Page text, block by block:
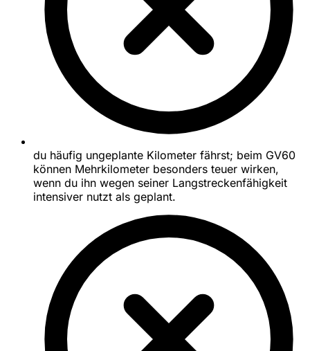
du häufig ungeplante Kilometer fährst; beim GV60
können Mehrkilometer besonders teuer wirken,
wenn du ihn wegen seiner Langstreckenfähigkeit
intensiver nutzt als geplant.